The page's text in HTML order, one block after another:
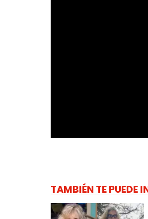
TAMBIÉN TE PUEDE